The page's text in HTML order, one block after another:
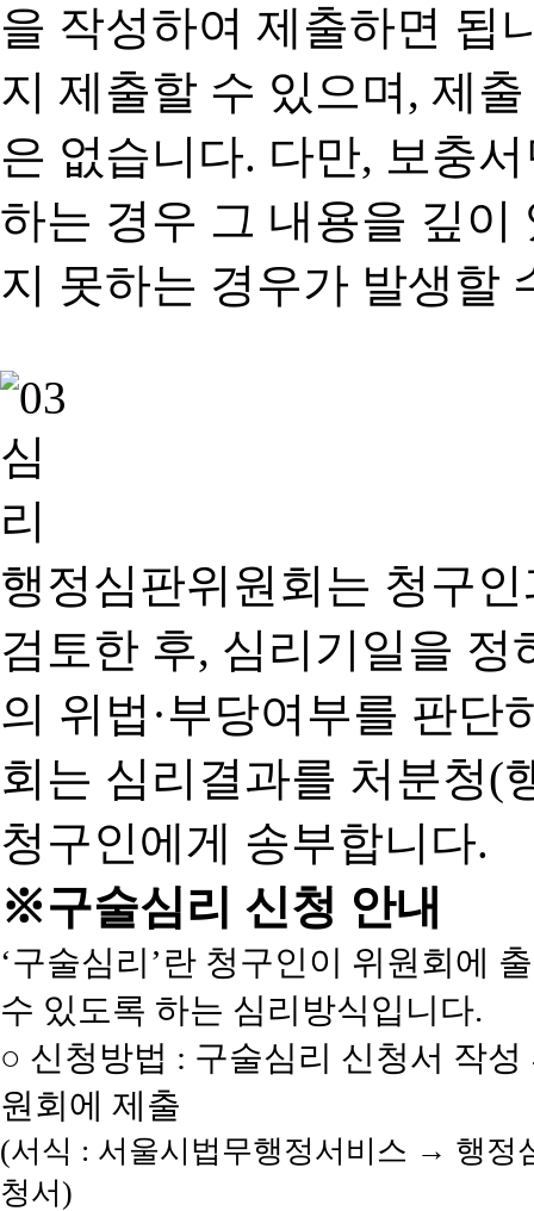
을 작성하여 제출하면 됩
지 제출할 수 있으며, 제
은 없습니다. 다만, 보충
하는 경우 그 내용을 깊이
지 못하는 경우가 발생할
행정심판위원회는 청구
검토한 후, 심리기일을 정
의 위법·부당여부를 판단
회는 심리결과를 처분청(
청구인에게 송부합니다.
※구술심리 신청 안내
‘구술심리’란 청구인이 위원회에
수 있도록 하는 심리방식입니다.
○ 신청방법 : 구술심리 신청서 작
원회에 제출
(서식 : 서울시법무행정서비스 → 행
청서)